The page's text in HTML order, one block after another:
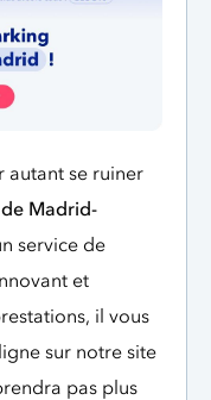
autant se ruiner
Madrid-
service de
et
il vous
sur notre site
pas plus